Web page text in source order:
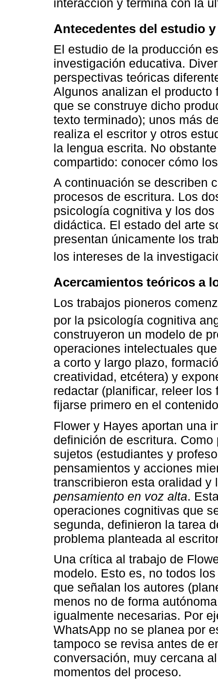
interacción y termina con la
Antecedentes del estudio
El estudio de la producción
investigación educativa.
perspectivas teóricas
Algunos analizan el
que se construye dicho
texto terminado); unos más
realiza el escritor y otros
la lengua escrita. No
compartido: conocer cómo
A continuación se describen
procesos de escritura. Los
psicología cognitiva y los
didáctica. El estado del arte
presentan únicamente los
los intereses de la
Acercamientos teóricos a
Los trabajos pioneros
por la psicología cognitiva
construyeron un modelo de
operaciones intelectuales
a corto y largo plazo,
creatividad, etcétera) y
redactar (planificar, releer
fijarse primero en el
Flower y Hayes aportan una
definición de escritura.
sujetos (estudiantes y
pensamientos y acciones
transcribieron esta oralidad
pensamiento en voz alta.
operaciones cognitivas que
segunda, definieron la tarea
problema planteada al
Una crítica al trabajo de
modelo. Esto es, no todos
que señalan los autores
menos no de forma
igualmente necesarias. Por
WhatsApp no se planea por
tampoco se revisa antes de
conversación, muy cercana
momentos del proceso.